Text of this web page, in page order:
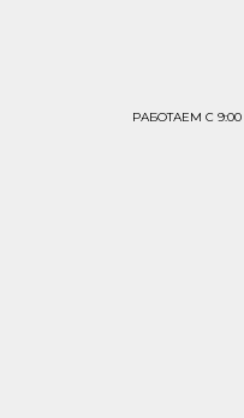
РАБОТАЕМ С